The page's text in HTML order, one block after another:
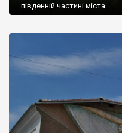
південній частині міста.